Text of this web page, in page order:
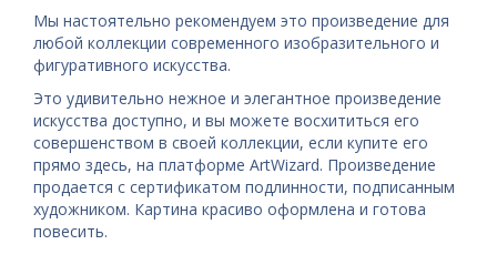
Мы настоятельно рекомендуем это произведение для
любой коллекции современного изобразительного и
фигуративного искусства.
Это удивительно нежное и элегантное произведение
искусства доступно, и вы можете восхититься его
совершенством в своей коллекции, если купите его
прямо здесь, на платформе ArtWizard. Произведение
продается с сертификатом подлинности, подписанным
художником. Картина красиво оформлена и готова
повесить.